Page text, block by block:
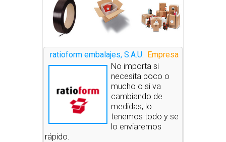
Empresa
ratioform embalajes, S.A.U.
No importa si
necesita poco o
mucho o si va
cambiando de
medidas; lo
tenemos todo y se
lo enviaremos
rápido.